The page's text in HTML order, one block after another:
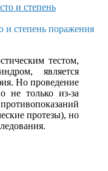
и степень поражения
тестом,
является
Но проведение
не только из-за
протезы), но